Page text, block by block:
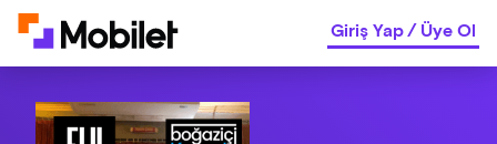
Giriş Yap/Üye Ol